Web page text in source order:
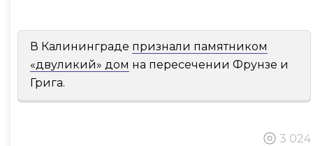
В Калининграде признали памятником
«двуликий» дом на пересечении Фрунзе и
Грига.
3 024